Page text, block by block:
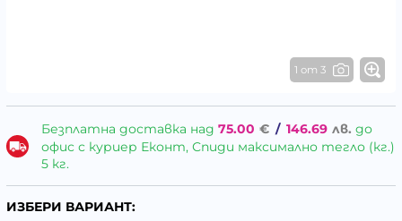
1 от 3
Безплатна доставка над 75.00 € / 146.69 лв. до
офис с куриер Еконт, Спиди максимално тегло (кг.)
5 кг.
ИЗБЕРИ ВАРИАНТ: